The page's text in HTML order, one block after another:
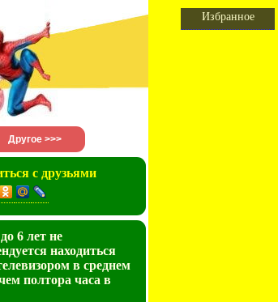
Избранное
Другое >>>
с друзьями
6 лет не
находиться
в среднем
полтора часа в